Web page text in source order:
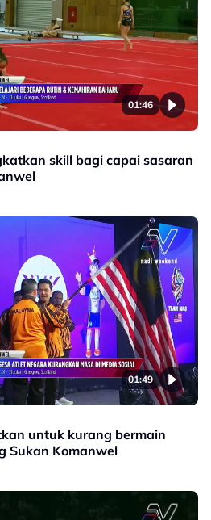
01:46
skill bagi capai sasaran
01:49
untuk kurang bermain
Sukan Komanwel